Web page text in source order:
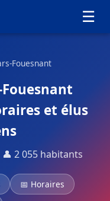
☰
Fouesnant
et élus
2 055 habitants
📅 Horaires